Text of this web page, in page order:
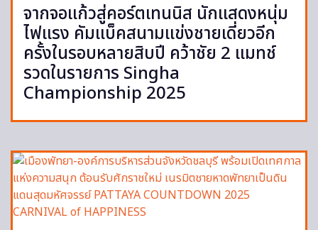
จากจอแก้วสู่คอร์ตเทนนิส นักแสดงหนุ่ม
ไฟแรง คัมแบ็คสนามแข่งชายเดี่ยวอีก
ครั้งในรอบหลายสิบปี คว้าชัย 2 แมทช์
รวดในรายการ Singha
Championship 2025